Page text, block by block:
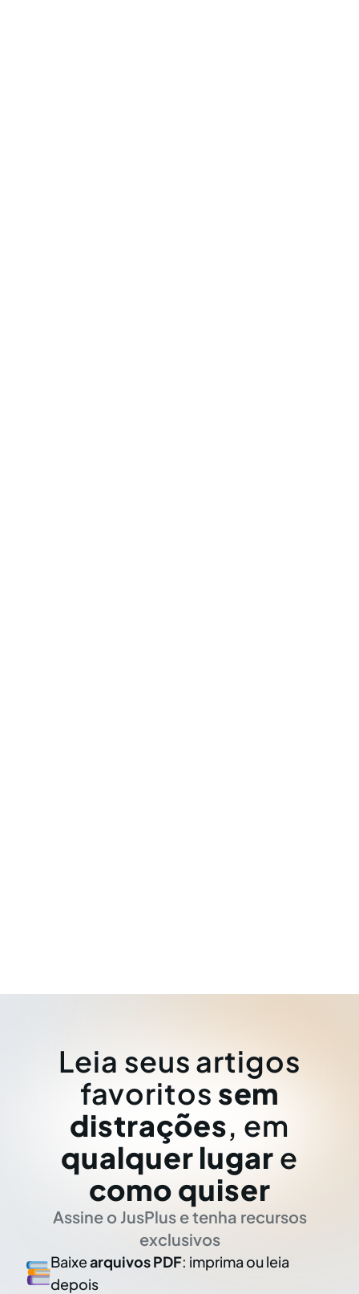
Leia seus artigos
favoritos sem
distrações, em
qualquer lugar e
como quiser
Assine o JusPlus e tenha recursos
exclusivos
Baixearquivos PDF: imprima ou leia
depois